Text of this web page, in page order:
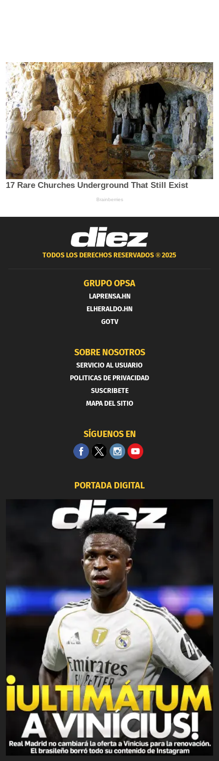
TODOS LOS DERECHOS RESERVADOS ®2025
GRUPO OPSA
LAPRENSA.HN
ELHERALDO.HN
GOTV
SOBRE NOSOTROS
SERVICIO AL USUARIO
POLITICAS DE PRIVACIDAD
SUSCRIBETE
MAPA DEL SITIO
SÍGUENOS EN
PORTADA DIGITAL